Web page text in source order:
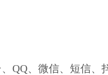
QQ、微信、短信、